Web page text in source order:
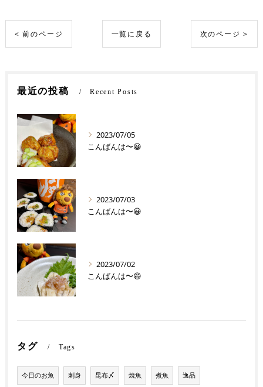
< 前のページ 一覧に戻る 次のページ >
最近の投稿 Recent Posts
2023/07/05
こんばんは〜😀
2023/07/03
こんばんは〜😀
2023/07/02
こんばんは〜😄
タグ Tags
今日のお魚 刺身 昆布〆 焼魚 煮魚 逸品